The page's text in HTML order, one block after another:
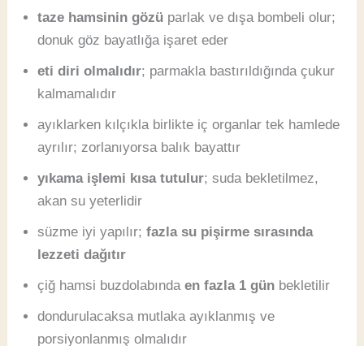
taze hamsinin gözü parlak ve dışa bombeli olur;
donuk göz bayatlığa işaret eder
eti diri olmalıdır; parmakla bastırıldığında çukur
kalmamalıdır
ayıklarken kılçıkla birlikte iç organlar tek hamlede
ayrılır; zorlanıyorsa balık bayattır
yıkama işlemi kısa tutulur; suda bekletilmez,
akan su yeterlidir
süzme iyi yapılır;fazla su pişirme sırasında
lezzeti dağıtır
çiğ hamsi buzdolabındaen fazla 1 gün bekletilir
dondurulacaksa mutlaka ayıklanmış ve
porsiyonlanmış olmalıdır